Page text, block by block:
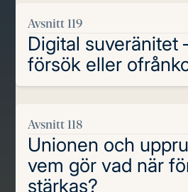
Avsnitt 119
Digital suveränitet
försök eller
Avsnitt 118
Unionen och
vem gör vad när
stärkas?